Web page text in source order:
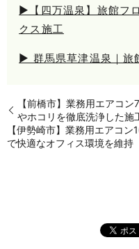
▶【四万温泉】旅館フ
クス施工
▶ 群馬県草津温泉｜旅
【前橋市】業務用エアコ
やホコリを徹底洗浄した施
【伊勢崎市】業務用エアコ
で快適なオフィス環境を維持